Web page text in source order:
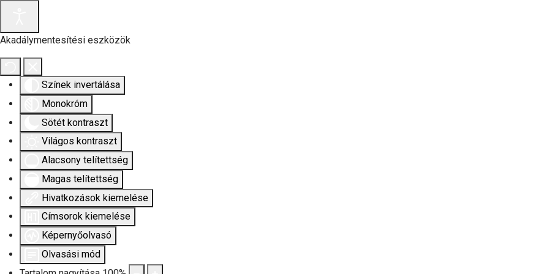
Akadálymentesítési eszközök
Színek invertálása
Monokróm
Sötét kontraszt
Világos kontraszt
Alacsony telítettség
Magas telítettség
Hivatkozások kiemelése
Címsorok kiemelése
Képernyőolvasó
Olvasási mód